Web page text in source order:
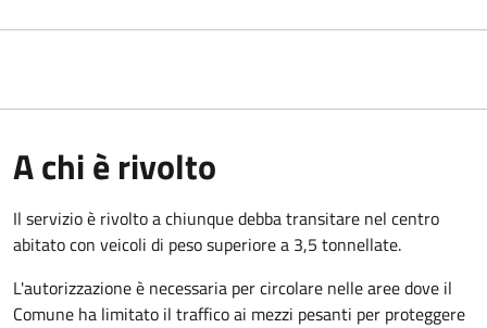
A chi è rivolto
Il servizio è rivolto a chiunque debba transitare nel centro
abitato con veicoli di peso superiore a 3,5 tonnellate.
L'autorizzazione è necessaria per circolare nelle aree dove il
Comune ha limitato il traffico ai mezzi pesanti per proteggere